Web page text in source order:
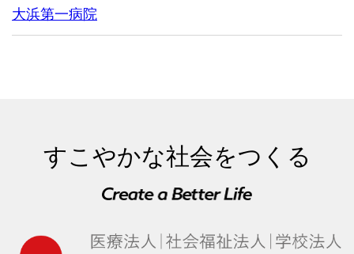
大浜第一病院
すこやかな社会をつくる